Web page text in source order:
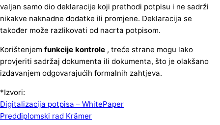
valjan samo dio deklaracije koji prethodi potpisu i ne sadrži
nikakve naknadne dodatke ili promjene. Deklaracija se
također može razlikovati od nacrta potpisom.
Korištenjem funkcije kontrole , treće strane mogu lako
provjeriti sadržaj dokumenta ili dokumenta, što je olakšano
izdavanjem odgovarajućih formalnih zahtjeva.
*Izvori:
Digitalizacija potpisa – WhitePaper
Preddiplomski rad Krämer